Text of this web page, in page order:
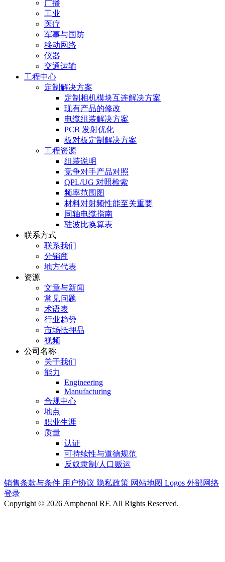
广播
工业
医疗
军事与国防
移动网络
仪器
交通运输
工程中心
定制解决方案
定制相机模块互连解决方案
现有产品的修改
电缆组装解决方案
PCB 发射优化
板对板定制解决方案
工程资源
组装说明
竞争对手产品对照
QPL/UG 对照检索
频率范围图
材料对射频性能至关重要
同轴电缆指南
驻波比换算表
联系方式
联系我们
分销商
地方代表
资源
文章与新闻
常见问题
术语表
行业趋势
市场抵押品
视频
公司名称
关于我们
能力
Engineering
Manufacturing
合规中心
地点
职业生涯
质量
认证
可持续性与道德规范
反奴隶制/人口贩运
销售条款与条件 用户协议 隐私政策 网站地图 Logos 外部网络
登录
Copyright © 2026 Amphenol RF. All Rights Reserved.